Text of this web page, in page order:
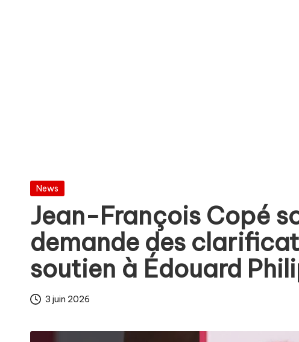
Posted
News
Jean-François Copé
demande des
soutien à Édouard
3 juin 2026